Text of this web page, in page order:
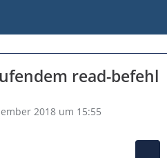
read-befehl
2018 um 15:55